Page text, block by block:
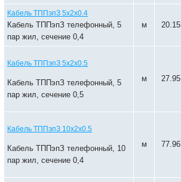
Кабель ТППэпЗ 5х2х0.4
Кабель ТППэпЗ телефонный, 5
пар жил, сечение 0,4
м 20.15
Кабель ТППэпЗ 5х2х0.5
Кабель ТППэпЗ телефонный, 5
пар жил, сечение 0,5
м 27.95
Кабель ТППэпЗ 10х2х0.5
Кабель ТППэпЗ телефонный, 10
пар жил, сечение 0,4
м 77.96